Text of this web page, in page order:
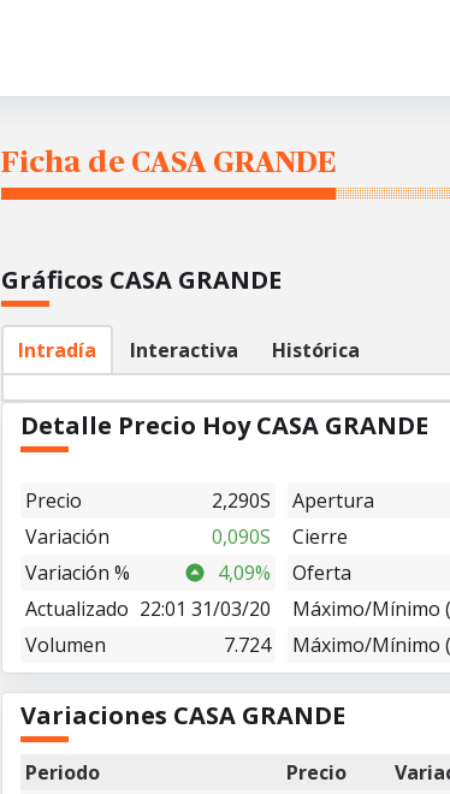
Ficha de CASA GRANDE
Gráficos CASA GRANDE
Intradía Interactiva Histórica
Detalle Precio Hoy CASA GRANDE
Precio
2,290S
Variación
0,090S
Variación %
4,09%
Actualizado 22:01 31/03/20
Volumen
7.724
Apertura
Cierre
Oferta
Máximo/Mínimo
Máximo/Mínimo
Variaciones CASA GRANDE
Periodo Precio